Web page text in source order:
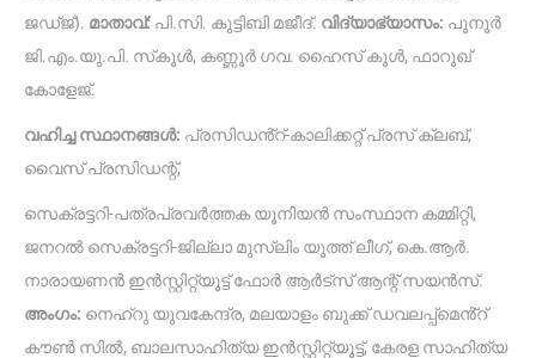
ജഡ്‌ജ്). മാതാവ്: പി.സി. കുട്ടിബി മജീദ്. വിദ്യാഭ്യാസം: പൂനൂർ
ജി.എം.യു.പി. സ്‌കൂൾ, കണ്ണൂർ ഗവ. ഹൈസ് കൂൾ, ഫാറൂഖ്
കോളേജ്.
വഹിച്ച സ്ഥാനങ്ങൾ: പ്രസിഡൻ്റ്-കാലിക്കറ്റ് പ്രസ് ക്ലബ്,
വൈസ് പ്രസിഡന്റ്,
സെക്രട്ടറി-പത്രപ്രവർത്തക യൂനിയൻ സംസ്ഥാന കമ്മിറ്റി,
ജനറൽ സെക്രട്ടറി-ജില്ലാ മുസ്ലിം യൂത്ത് ലീഗ്, കെ.ആർ.
നാരായണൻ ഇൻസ്റ്റിറ്റ്യൂട്ട് ഫോർ ആർട്സ് ആന്റ് സയൻസ്.
അംഗം: നെഹ്റു യുവകേന്ദ്ര, മലയാളം ബുക്ക് ഡവലപ്പ്മെൻ്റ്
കൗൺ സിൽ, ബാലസാഹിത്യ ഇൻസ്റ്റിറ്റ്യൂട്ട്, കേരള സാഹിത്യ